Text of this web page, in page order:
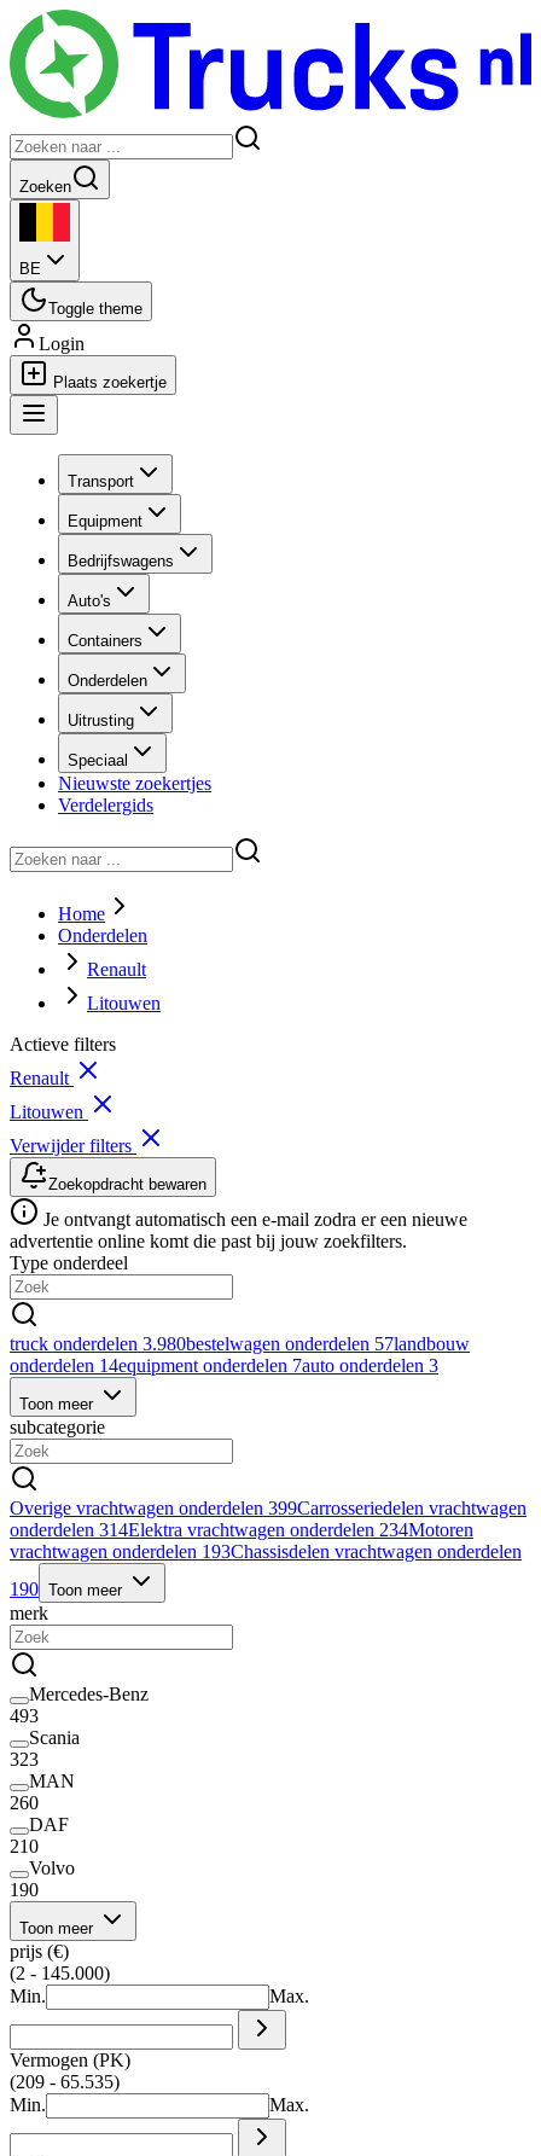
Zoeken
BE
Toggle theme
Login
Plaats zoekertje
Transport
Equipment
Bedrijfswagens
Auto's
Containers
Onderdelen
Uitrusting
Speciaal
Nieuwste zoekertjes
Verdelergids
Home
Onderdelen
Renault
Litouwen
Actieve filters
Renault
Litouwen
Verwijder filters
Zoekopdracht bewaren
Je ontvangt automatisch een e-mail zodra er een nieuwe
advertentie online komt die past bij jouw zoekfilters.
Type onderdeel
truck onderdelen 3.980bestelwagen onderdelen 57landbouw
onderdelen 14equipment onderdelen 7auto onderdelen 3
Toon meer
subcategorie
Overige vrachtwagen onderdelen 399Carrosseriedelen vrachtwagen
onderdelen 314Elektra vrachtwagen onderdelen 234Motoren
vrachtwagen onderdelen 193Chassisdelen vrachtwagen onderdelen
190 Toon meer
merk
Mercedes-Benz
493
Scania
323
MAN
260
DAF
210
Volvo
190
Toon meer
prijs (€)
(2 - 145.000)
Min.
Max.
Vermogen (PK)
(209 - 65.535)
Min.
Max.